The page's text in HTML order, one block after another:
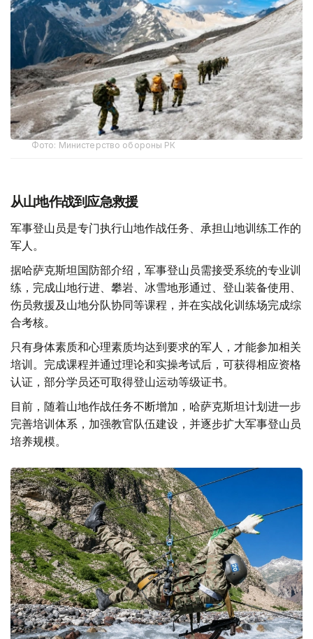
Фото: Министерство обороны РК
从山地作战到应急救援
军事登山员是专门执行山地作战任务、承担山地训练工作的
军人。
据哈萨克斯坦国防部介绍，军事登山员需接受系统的专业训
练，完成山地行进、攀岩、冰雪地形通过、登山装备使用、
伤员救援及山地分队协同等课程，并在实战化训练场完成综
合考核。
只有身体素质和心理素质均达到要求的军人，才能参加相关
培训。完成课程并通过理论和实操考试后，可获得相应资格
认证，部分学员还可取得登山运动等级证书。
目前，随着山地作战任务不断增加，哈萨克斯坦计划进一步
完善培训体系，加强教官队伍建设，并逐步扩大军事登山员
培养规模。